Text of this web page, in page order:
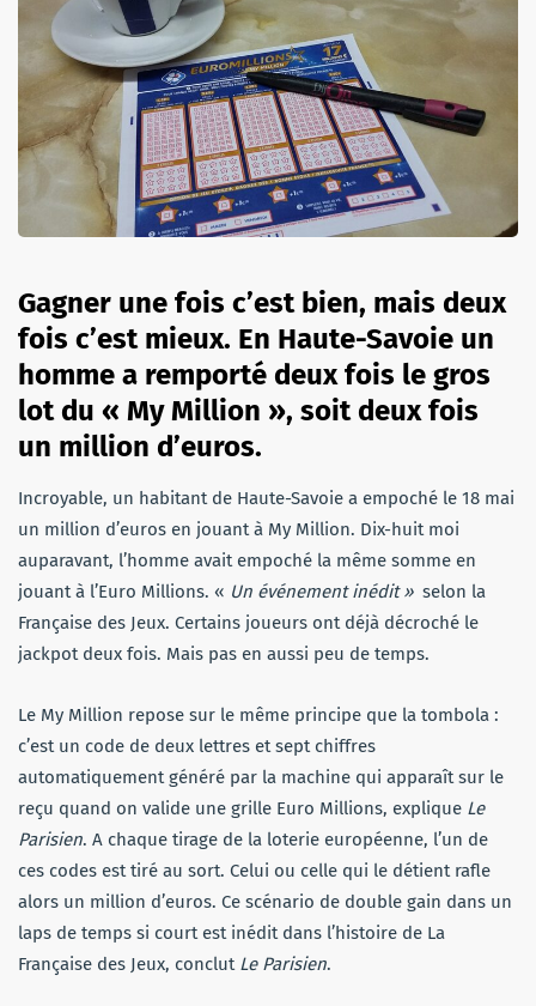
Gagner une fois c’est bien, mais deux
fois c’est mieux. En Haute-Savoie un
homme a remporté deux fois le gros
lot du « My Million », soit deux fois
un million d’euros.
Incroyable, un habitant de Haute-Savoie a empoché le 18 mai
un million d’euros en jouant à My Million. Dix-huit moi
auparavant, l’homme avait empoché la même somme en
jouant à l’Euro Millions. « Un événement inédit » selon la
Française des Jeux. Certains joueurs ont déjà décroché le
jackpot deux fois. Mais pas en aussi peu de temps.
Le My Million repose sur le même principe que la tombola :
c’est un code de deux lettres et sept chiffres
automatiquement généré par la machine qui apparaît sur le
reçu quand on valide une grille Euro Millions, explique Le
Parisien. A chaque tirage de la loterie européenne, l’un de
ces codes est tiré au sort. Celui ou celle qui le détient rafle
alors un million d’euros. Ce scénario de double gain dans un
laps de temps si court est inédit dans l’histoire de La
Française des Jeux, conclutLe Parisien.